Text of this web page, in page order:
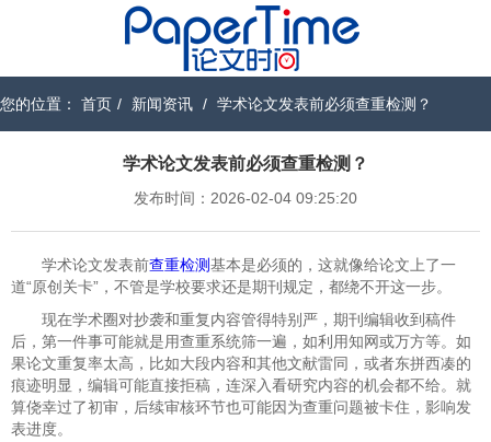
您的位置： 首页 / 新闻资讯 / 学术论文发表前必须查重检测？
学术论文发表前必须查重检测？
发布时间：2026-02-04 09:25:20
学术论文发表前查重检测基本是必须的，这就像给论文上了一
道“原创关卡”，不管是学校要求还是期刊规定，都绕不开这一步。
现在学术圈对抄袭和重复内容管得特别严，期刊编辑收到稿件
后，第一件事可能就是用查重系统筛一遍，如利用知网或万方等。如
果论文重复率太高，比如大段内容和其他文献雷同，或者东拼西凑的
痕迹明显，编辑可能直接拒稿，连深入看研究内容的机会都不给。就
算侥幸过了初审，后续审核环节也可能因为查重问题被卡住，影响发
表进度。